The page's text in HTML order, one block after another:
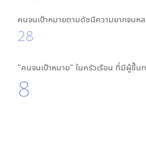
คนจนเป้าหมายตามดัชนีความยากจนห
28
"คนจนเป้าหมาย" ในครัวเรือน ที่มีผู้ขึ้น
8